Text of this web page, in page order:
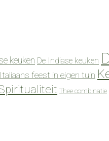
keuken De Indiase keuken
Italiaans feest in eigen tuin
Thee combinatie